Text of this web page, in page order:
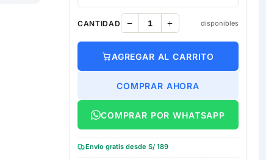
CANTIDAD disponibles
AGREGAR AL CARRITO
COMPRAR AHORA
COMPRAR POR WHATSAPP
Envío gratis desde S/ 189